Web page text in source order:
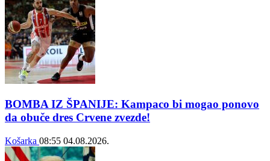
BOMBA IZ ŠPANIJE: Kampaco bi mogao ponovo
da obuče dres Crvene zvezde!
Košarka 08:55 04.08.2026.